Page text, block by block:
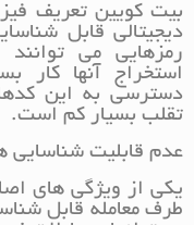
بیت کویین تعریف
دیجیتالی قابل
رمزهایی می توانند
استخراج آنها
دسترسی به این
تقلب بسیار کم است.
عدم قابلیت شناسایی
یکی از ویژگی های
طرف معامله قابل